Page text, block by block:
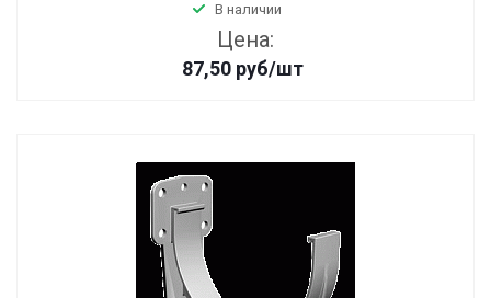
В наличии
Цена:
87,50 руб/шт